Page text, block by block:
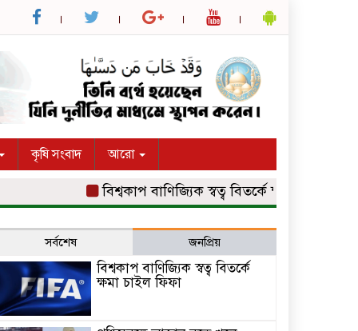
কৃষি সংবাদ আরো
বিশ্বকাপ বাণিজ্যিক স্বত্ব বিতর্কে ক্ষমা চাইল ফিফা
সর্বশেষ জনপ্রিয়
বিশ্বকাপ বাণিজ্যিক স্বত্ব বিতর্কে
ক্ষমা চাইল ফিফা